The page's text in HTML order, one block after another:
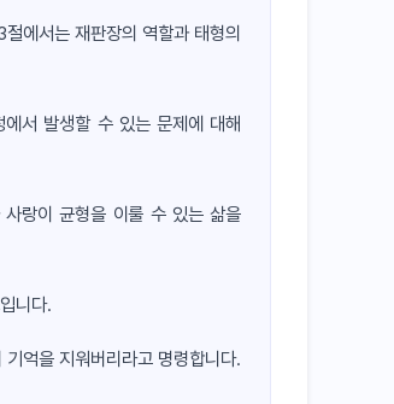
에서는 재판장의 역할과 태형의
서 발생할 수 있는 문제에 대해
랑이 균형을 이룰 수 있는 삶을
니다.
억을 지워버리라고 명령합니다.